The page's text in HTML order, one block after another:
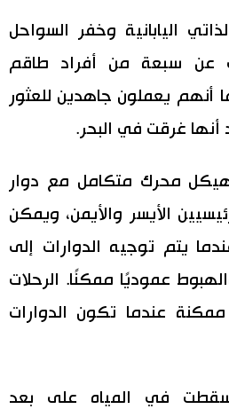
تواصل معنا
اليابانية وخفر السواحل
عن سبعة من أفراد طاقم
أنهم يعملون جاهدين للعثور
أنها غرقت في البحر.
هيكل محرك متكامل مع دوار
الأيسر والأيمن، ويمكن
يتم توجيه الدوارات إلى
عموديًا ممكنًا. الرحلات
ممكنة عندما تكون الدوارات
سقطت في المياه على بعد